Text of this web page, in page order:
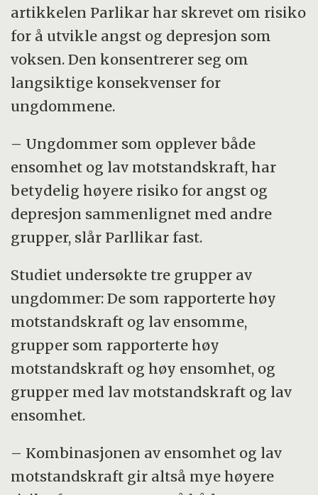
artikkelen Parlikar har skrevet om risiko
for å utvikle angst og depresjon som
voksen. Den konsentrerer seg om
langsiktige konsekvenser for
ungdommene.
– Ungdommer som opplever både
ensomhet og lav motstandskraft, har
betydelig høyere risiko for angst og
depresjon sammenlignet med andre
grupper, slår Parllikar fast.
Studiet undersøkte tre grupper av
ungdommer: De som rapporterte høy
motstandskraft og lav ensomme,
grupper som rapporterte høy
motstandskraft og høy ensomhet, og
grupper med lav motstandskraft og lav
ensomhet.
– Kombinasjonen av ensomhet og lav
motstandskraft gir altså mye høyere